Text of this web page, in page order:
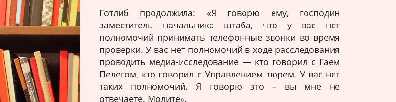
Готлиб продолжила: «Я говорю ему, господин
заместитель начальника штаба, что у вас нет
полномочий принимать телефонные звонки во время
проверки. У вас нет полномочий в ходе расследования
проводить медиа-исследование — кто говорил с Гаем
Пелегом, кто говорил с Управлением тюрем. У вас нет
таких полномочий. Я говорю это – вы мне не
отвечаете. Молите».